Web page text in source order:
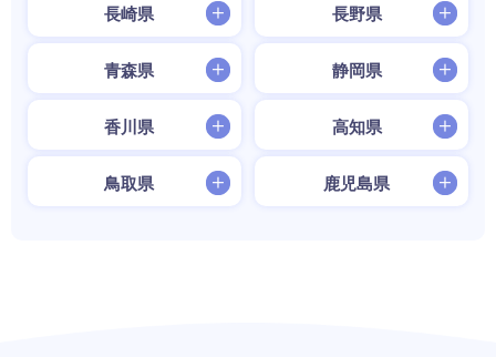
長崎県 長野県
青森県 静岡県
香川県 高知県
鳥取県 鹿児島県